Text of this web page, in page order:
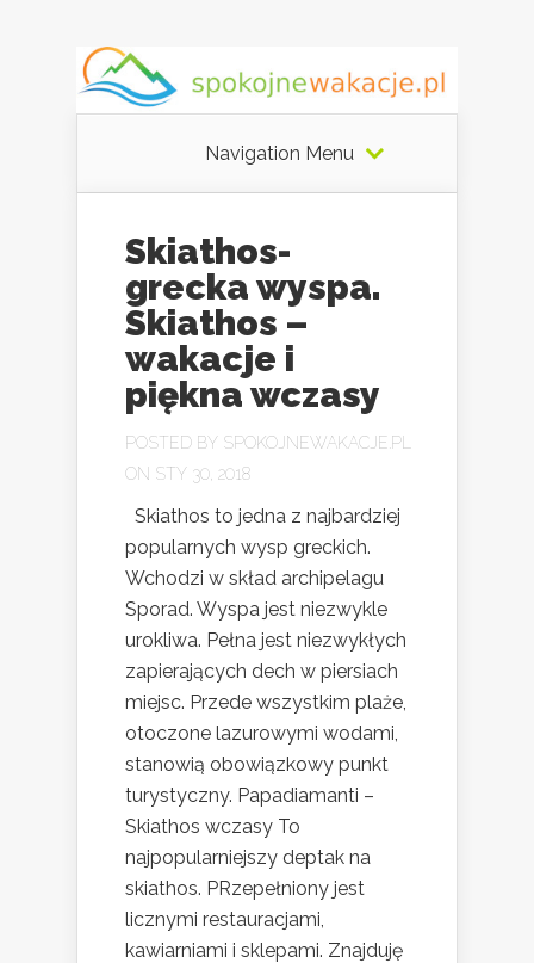
Navigation Menu
Skiathos-
grecka wyspa.
Skiathos –
wakacje i
piękna wczasy
POSTED BY SPOKOJNEWAKACJE.PL
ON STY 30, 2018
Skiathos to jedna z najbardziej
popularnych wysp greckich.
Wchodzi w skład archipelagu
Sporad. Wyspa jest niezwykle
urokliwa. Pełna jest niezwykłych
zapierających dech w piersiach
miejsc. Przede wszystkim plaże,
otoczone lazurowymi wodami,
stanowią obowiązkowy punkt
turystyczny. Papadiamanti –
Skiathos wczasy To
najpopularniejszy deptak na
skiathos. PRzepełniony jest
licznymi restauracjami,
kawiarniami i sklepami. Znajduję